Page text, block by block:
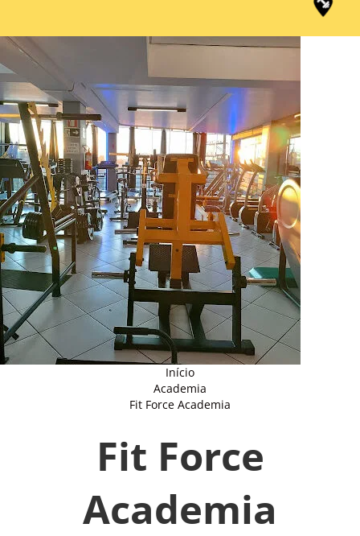
Início
Academia
Fit Force Academia
Fit Force
Academia